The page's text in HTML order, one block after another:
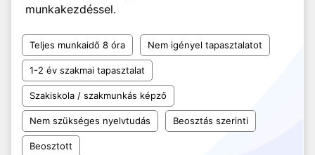
munkakezdéssel.
Teljes munkaidő 8 óra Nem igényel tapasztalatot
1-2 év szakmai tapasztalat
Szakiskola / szakmunkás képző
Nem szükséges nyelvtudás Beosztás szerinti
Beosztott